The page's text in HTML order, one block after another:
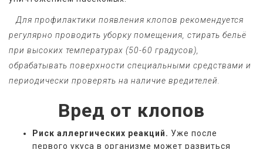
Для профилактики появления клопов рекомендуется
регулярно проводить уборку помещения, стирать бельё
при высоких температурах (50-60 градусов),
обрабатывать поверхности специальными средствами и
периодически проверять на наличие вредителей.
Вред от клопов
Риск аллергических реакций. Уже после
первого укуса в организме может развиться